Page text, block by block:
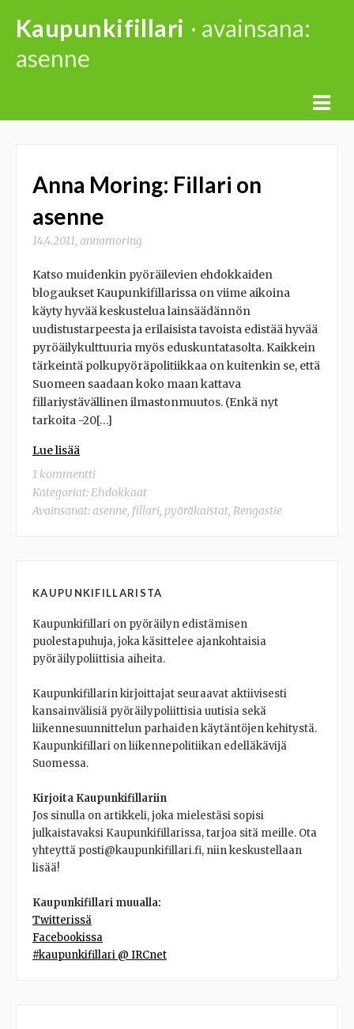
content
Kaupunkifillari · avainsana:
asenne
Anna Moring: Fillari on
asenne
14.4.2011, annamoring
Katso muidenkin pyöräilevien ehdokkaiden
blogaukset Kaupunkifillarissa on viime aikoina
käyty hyvää keskustelua lainsäädännön
uudistustarpeesta ja erilaisista tavoista edistää hyvää
pyröäilykulttuuria myös eduskuntatasolta. Kaikkein
tärkeintä polkupyöräpolitiikkaa on kuitenkin se, että
Suomeen saadaan koko maan kattava
fillariystävällinen ilmastonmuutos. (Enkä nyt
tarkoita -20[…]
Lue lisää
1 kommentti
Kategoriat:Ehdokkaat
Avainsanat:asenne, fillari, pyöräkaistat, Rengastie
KAUPUNKIFILLARISTA
Kaupunkifillari on pyöräilyn edistämisen
puolestapuhuja, joka käsittelee ajankohtaisia
pyöräilypoliittisia aiheita.
Kaupunkifillarin kirjoittajat seuraavat aktiivisesti
kansainvälisiä pyöräilypoliittisia uutisia sekä
liikennesuunnittelun parhaiden käytäntöjen kehitystä.
Kaupunkifillari on liikennepolitiikan edelläkävijä
Suomessa.
Kirjoita Kaupunkifillariin
Jos sinulla on artikkeli, joka mielestäsi sopisi
julkaistavaksi Kaupunkifillarissa, tarjoa sitä meille. Ota
yhteyttä posti@kaupunkifillari.fi, niin keskustellaan
lisää!
Kaupunkifillari muualla:
Twitterissä
Facebookissa
#kaupunkifillari @ IRCnet